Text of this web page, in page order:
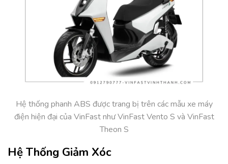
Hệ thống phanh ABS được trang bị trên các mẫu xe máy
điện hiện đại của VinFast như VinFast Vento S và VinFast
Theon S
Hệ Thống Giảm Xóc